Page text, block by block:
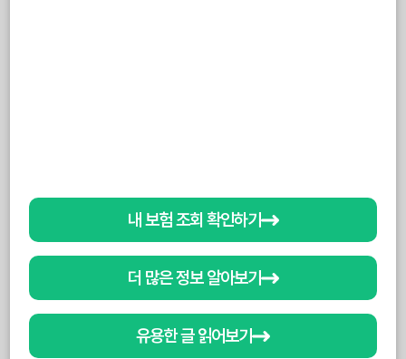
내 보험 조회 확인하기
더 많은 정보 알아보기
유용한 글 읽어보기